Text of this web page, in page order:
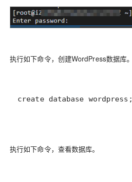
执行如下命令，创建WordPress数据库。
create database wordpress;
执行如下命令，查看数据库。